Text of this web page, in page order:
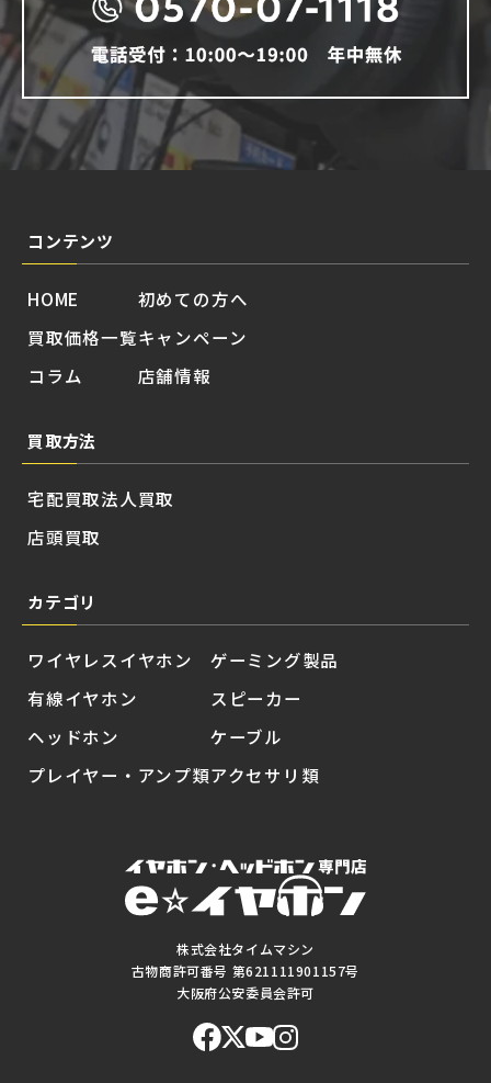
株式会社タイムマシン
古物商許可番号 第621111901157号
大阪府公安委員会許可
コンテンツ
HOME
買取価格一覧
コラム
初めての方へ
キャンペーン
店舗情報
買取方法
宅配買取
店頭買取
法人買取
カテゴリ
ワイヤレスイヤホン
有線イヤホン
ヘッドホン
プレイヤー・アンプ類
ゲーミング製品
スピーカー
ケーブル
アクセサリ類